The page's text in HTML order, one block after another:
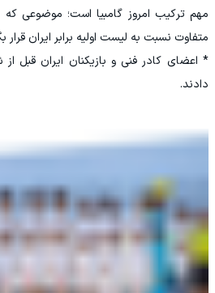
مهم ترکیب امروز گامبیا است؛ موضوعی
متفاوت نسبت به لیست اولیه برابر ایران قرار
* اعضای کادر فنی و بازیکنان ایران قبل
دادند.